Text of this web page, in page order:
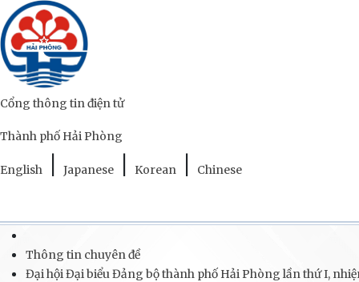
Cổng thông tin điện tử
Thành phố Hải Phòng
English Japanese Korean Chinese
Thông tin chuyên đề
Đại hội Đại biểu Đảng bộ thành phố Hải Phòng lần thứ I,